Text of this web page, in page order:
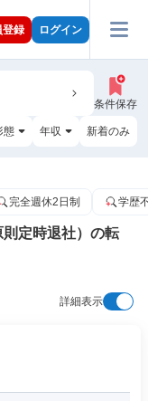
登録 ログイン
条件保存
態 年収 新着のみ
完全週休2日制 学歴
定時退社）の転
詳細表示